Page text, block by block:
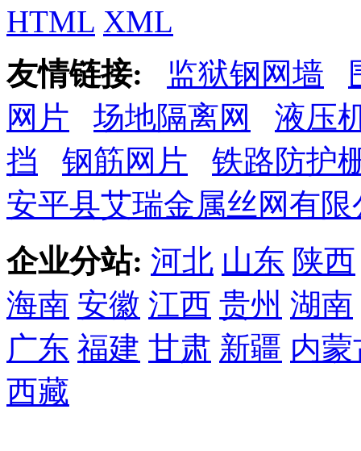
HTML XML
友情链接:
监狱钢网墙
网片
场地隔离网
液压
挡
钢筋网片
铁路防护
安平县艾瑞金属丝网有限
企业分站: 河北 山东 陕西
海南 安徽 江西 贵州 湖南
广东 福建 甘肃 新疆 内蒙
西藏